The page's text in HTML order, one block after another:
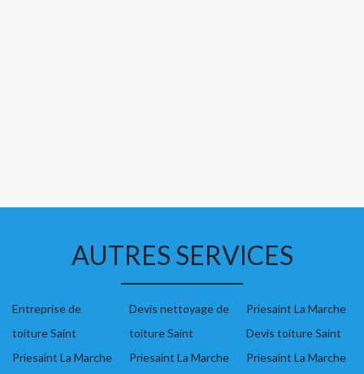
AUTRES SERVICES
Entreprise de
toiture Saint
Priesaint La Marche
Devis nettoyage de
toiture Saint
Priesaint La Marche
Priesaint La Marche
Devis toiture Saint
Priesaint La Marche